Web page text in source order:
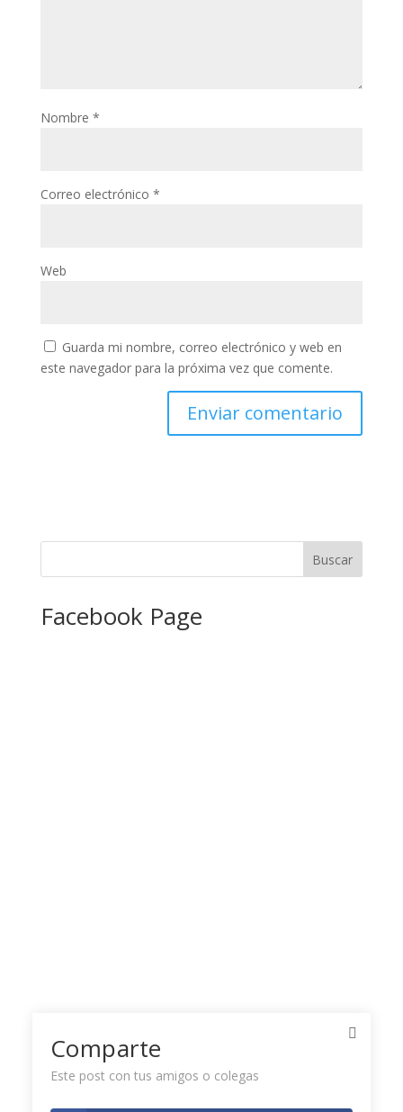
Nombre *
Correo electrónico *
Web
Guarda mi nombre, correo electrónico y web en
este navegador para la próxima vez que comente.
Facebook Page
Comparte
Este post con tus amigos o colegas